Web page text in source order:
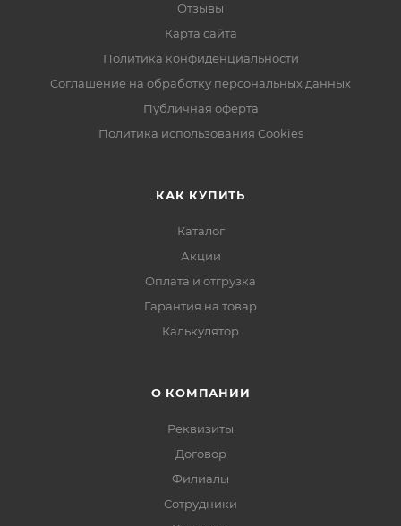
Отзывы
Карта сайта
Политика конфиденциальности
Соглашение на обработку персональных данных
Публичная оферта
Политика использования Cookies
КАК КУПИТЬ
Каталог
Акции
Оплата и отгрузка
Гарантия на товар
Калькулятор
О КОМПАНИИ
Реквизиты
Договор
Филиалы
Сотрудники